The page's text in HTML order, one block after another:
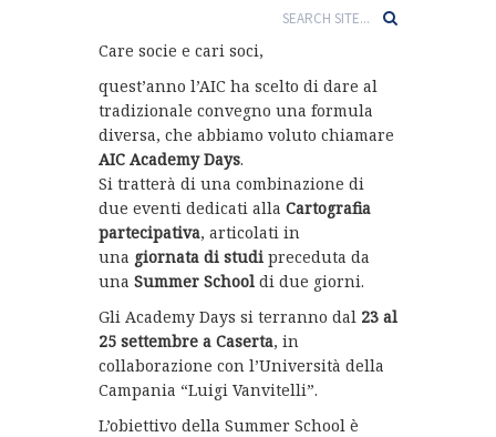
Care socie e cari soci,
quest’anno l’AIC ha scelto di dare al
tradizionale convegno una formula
diversa, che abbiamo voluto chiamare
AIC Academy Days.
Si tratterà di una combinazione di
due eventi dedicati alla Cartografia
partecipativa, articolati in
una giornata di studi preceduta da
una Summer School di due giorni.
Gli Academy Days si terranno dal 23 al
25 settembre a Caserta, in
collaborazione con l’Università della
Campania “Luigi Vanvitelli”.
L’obiettivo della Summer School è